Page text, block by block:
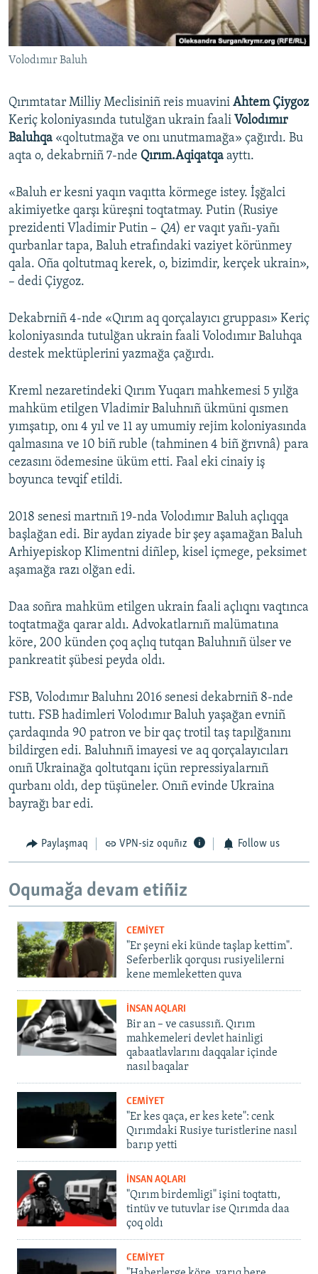
Русский
Українською
RFE/RS bütün saytları
Volodımır Baluh
Qırımtatar Milliy Meclisiniñ reis muavini Ahtem Çiygoz
Keriç koloniyasında tutulğan ukrain faali Volodımır
Baluhqa «qoltutmağa ve onı unutmamağa» çağırdı. Bu
aqta o, dekabrniñ 7-nde Qırım.Aqiqatqa ayttı.
«Baluh er kesni yaqın vaqıtta körmege istey. İşğalci
akimiyetke qarşı küreşni toqtatmay. Putin (Rusiye
prezidenti Vladimir Putin – QA) er vaqıt yañı-yañı
qurbanlar tapa, Baluh etrafındaki vaziyet körünmey
qala. Oña qoltutmaq kerek, o, bizimdir, kerçek ukrain»,
– dedi Çiygoz.
Dekabrniñ 4-nde «Qırım aq qorçalayıcı gruppası» Keriç
koloniyasında tutulğan ukrain faali Volodımır Baluhqa
destek mektüplerini yazmağa çağırdı.
Kreml nezaretindeki Qırım Yuqarı mahkemesi 5 yılğa
mahküm etilgen Vladimir Baluhnıñ ükmüni qısmen
yımşatıp, onı 4 yıl ve 11 ay umumiy rejim koloniyasında
qalmasına ve 10 biñ ruble (tahminen 4 biñ ğrıvnâ) para
cezasını ödemesine üküm etti. Faal eki cinaiy iş
boyunca tevqif etildi.
2018 senesi martnıñ 19-nda Volodımır Baluh açlıqqa
başlağan edi. Bir aydan ziyade bir şey aşamağan Baluh
Arhiyepiskop Klimentni diñlep, kisel içmege, peksimet
aşamağa razı olğan edi.
Daa soñra mahküm etilgen ukrain faali açlıqnı vaqtınca
toqtatmağa qarar aldı. Advokatlarnıñ malümatına
köre, 200 künden çoq açlıq tutqan Baluhnıñ ülser ve
pankreatit şübesi peyda oldı.
FSB, Volodımır Baluhnı 2016 senesi dekabrniñ 8-nde
tuttı. FSB hadimleri Volodımır Baluh yaşağan evniñ
çardaqında 90 patron ve bir qaç trotil taş tapılğanını
bildirgen edi. Baluhnıñ imayesi ve aq qorçalayıcıları
onıñ Ukrainağa qoltutqanı içün repressiyalarnıñ
qurbanı oldı, dep tüşüneler. Onıñ evinde Ukraina
bayrağı bar edi.
Paylaşmaq VPN-siz oquñız Follow us
Oqumağa devam etiñiz
CEMİYET
"Er şeyni eki künde taşlap kettim".
Seferberlik qorqusı rusiyelilerni
kene memleketten quva
İNSAN AQLARI
Bir an – ve casussıñ. Qırım
mahkemeleri devlet hainligi
qabaatlavlarını daqqalar içinde
nasıl baqalar
CEMİYET
"Er kes qaça, er kes kete": cenk
Qırımdaki Rusiye turistlerine nasıl
barıp yetti
İNSAN AQLARI
"Qırım birdemligi" işini toqtattı,
tintüv ve tutuvlar ise Qırımda daa
çoq oldı
CEMİYET